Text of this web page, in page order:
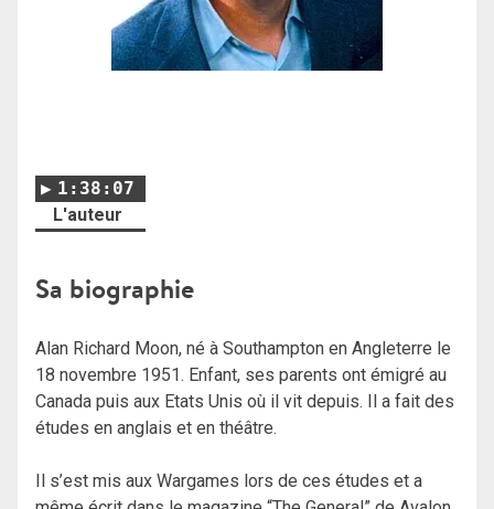
1:38:07
L'auteur
Sa biographie
Alan Richard Moon, né à Southampton en Angleterre le
18 novembre 1951. Enfant, ses parents ont émigré au
Canada puis aux Etats Unis où il vit depuis. Il a fait des
études en anglais et en théâtre.
Il s’est mis aux Wargames lors de ces études et a